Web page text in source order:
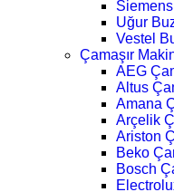
Uğur
Vestel
Çamaşır
AEG
Altus
Amana
Arçelik
Ariston
Beko
Bosch